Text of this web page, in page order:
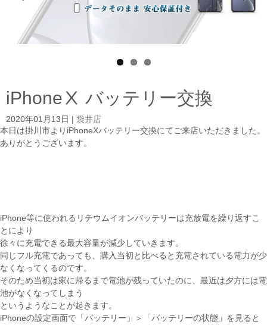
Next
iPhoneⅩ バッテリー交換
2020年01月13日
袋井店
本日は掛川市よりiPhoneXバッテリー交換にてご来店いただきました。
ありがとうございます。
iPhone等に使われるリチウムイオンバッテリーは充放電を繰り返すこ
とにより
徐々に充電できる最大容量が減少していきます。
同じフル充電であっても、購入当初と比べると充電されている電力が少
なくなってくるのです。
そのため当初は家に帰るまで電池が残っていたのに、最近は夕方には電
池がなくなってしまう
というようなことが起きます。
iPhoneの設定画面で「バッテリー」＞「バッテリーの状態」を見ると